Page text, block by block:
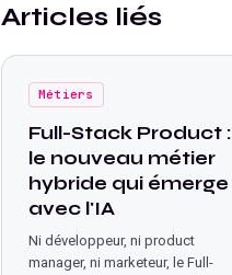
Articles liés
Métiers
Full-Stack Product :
le nouveau métier
hybride qui émerge
avec l'IA
Ni développeur, ni product
manager, ni marketeur, le Full-